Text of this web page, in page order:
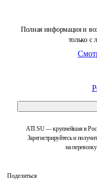
Полная информация и
только с
ATI.SU — крупнейшая в
Зарегистрируйтесь и
на
Поделиться